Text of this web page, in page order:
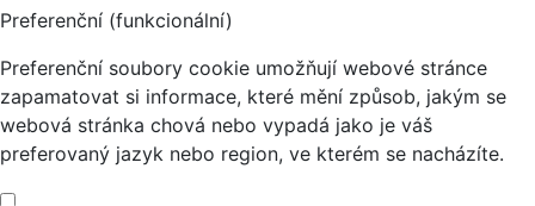
Preferenční (funkcionální)
Preferenční soubory cookie umožňují webové stránce
zapamatovat si informace, které mění způsob, jakým se
webová stránka chová nebo vypadá jako je váš
preferovaný jazyk nebo region, ve kterém se nacházíte.